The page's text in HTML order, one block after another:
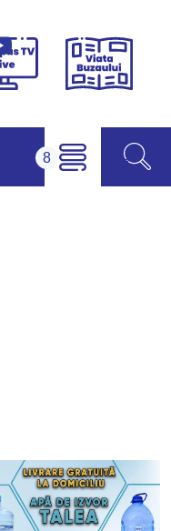
Campus
Viața